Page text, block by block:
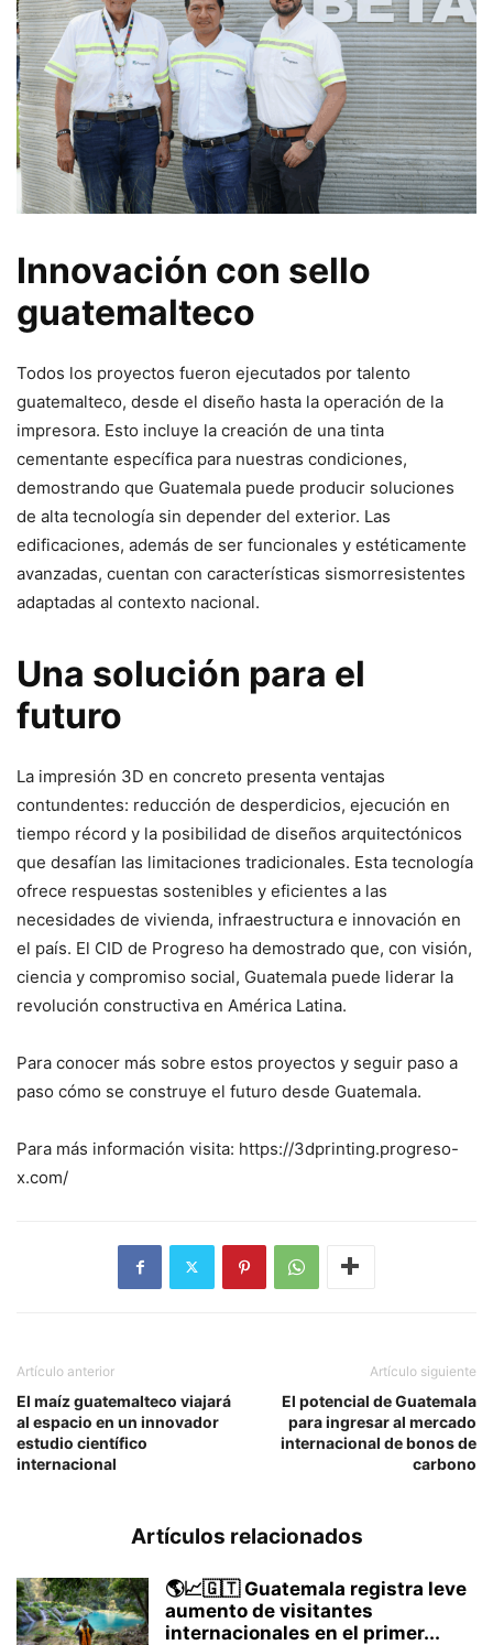
Innovación con sello
guatemalteco
Todos los proyectos fueron ejecutados por talento
guatemalteco, desde el diseño hasta la operación de la
impresora. Esto incluye la creación de una tinta
cementante específica para nuestras condiciones,
demostrando que Guatemala puede producir soluciones
de alta tecnología sin depender del exterior. Las
edificaciones, además de ser funcionales y estéticamente
avanzadas, cuentan con características sismorresistentes
adaptadas al contexto nacional.
Una solución para el
futuro
La impresión 3D en concreto presenta ventajas
contundentes: reducción de desperdicios, ejecución en
tiempo récord y la posibilidad de diseños arquitectónicos
que desafían las limitaciones tradicionales. Esta tecnología
ofrece respuestas sostenibles y eficientes a las
necesidades de vivienda, infraestructura e innovación en
el país. El CID de Progreso ha demostrado que, con visión,
ciencia y compromiso social, Guatemala puede liderar la
revolución constructiva en América Latina.
Para conocer más sobre estos proyectos y seguir paso a
paso cómo se construye el futuro desde Guatemala.
Para más información visita: https://3dprinting.progreso-
x.com/
Artículo anterior
El maíz guatemalteco viajará
al espacio en un innovador
estudio científico
internacional
Artículo siguiente
El potencial de Guatemala
para ingresar al mercado
internacional de bonos de
carbono
Artículos relacionados
🌎📈🇬🇹 Guatemala registra leve
aumento de visitantes
internacionales en el primer...